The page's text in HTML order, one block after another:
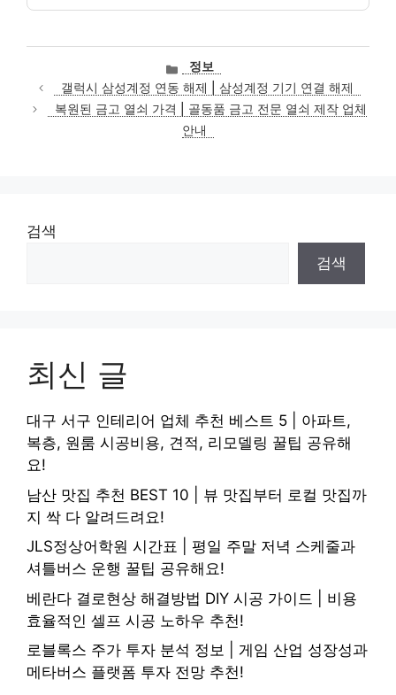
카
테
고
리
정보
갤럭시 삼성계정 연동 해제 | 삼성계정 기기 연결 해제
복원된 금고 열쇠 가격 | 골동품 금고 전문 열쇠 제작 업체
안내
검색
검색
최신 글
대구 서구 인테리어 업체 추천 베스트 5 | 아파트,
복층, 원룸 시공비용, 견적, 리모델링 꿀팁 공유해
요!
남산 맛집 추천 BEST 10 | 뷰 맛집부터 로컬 맛집까
지 싹 다 알려드려요!
JLS정상어학원 시간표 | 평일 주말 저녁 스케줄과
셔틀버스 운행 꿀팁 공유해요!
베란다 결로현상 해결방법 DIY 시공 가이드 | 비용
효율적인 셀프 시공 노하우 추천!
로블록스 주가 투자 분석 정보 | 게임 산업 성장성과
메타버스 플랫폼 투자 전망 추천!